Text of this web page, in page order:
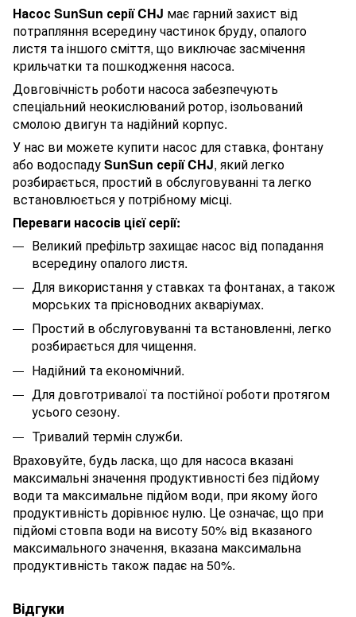
Насос SunSun серії CHJ має гарний захист від
потрапляння всередину частинок бруду, опалого
листя та іншого сміття, що виключає засмічення
крильчатки та пошкодження насоса.
Довговічність роботи насоса забезпечують
спеціальний неокислюваний ротор, ізольований
смолою двигун та надійний корпус.
У нас ви можете купити насос для ставка, фонтану
або водоспадуSunSun серії CHJ, який легко
розбирається, простий в обслуговуванні та легко
встановлюється у потрібному місці.
Переваги насосів цієї серії:
Великий префільтр захищає насос від попадання
всередину опалого листя.
Для використання у ставках та фонтанах, а також
морських та прісноводних акваріумах.
Простий в обслуговуванні та встановленні, легко
розбирається для чищення.
Надійний та економічний.
Для довготривалої та постійної роботи протягом
усього сезону.
Тривалий термін служби.
Враховуйте, будь ласка, що для насоса вказані
максимальні значення продуктивності без підйому
води та максимальне підйом води, при якому його
продуктивність дорівнює нулю. Це означає, що при
підйомі стовпа води на висоту 50% від вказаного
максимального значення, вказана максимальна
продуктивність також падає на 50%.
Відгуки